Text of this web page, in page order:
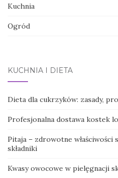
Kuchnia
Ogród
KUCHNIA I DIETA
Dieta dla cukrzyków: zasady,
Profesjonalna dostawa kostek
Pitaja – zdrowotne właściwości
składniki
Kwasy owocowe w pielęgnacji